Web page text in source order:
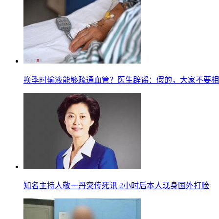
换季时输液能够疏通血管？医生辟谣：假的，大家不要
知名主持人敬一丹突传死讯 2小时后本人现身国外打脸